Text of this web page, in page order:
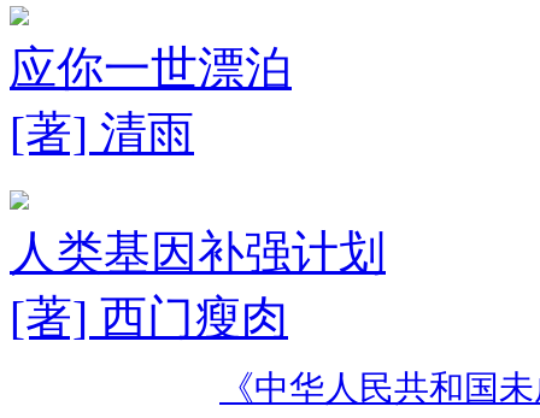
应你一世漂泊
[著] 清雨
人类基因补强计划
[著] 西门瘦肉
《中华人民共和国